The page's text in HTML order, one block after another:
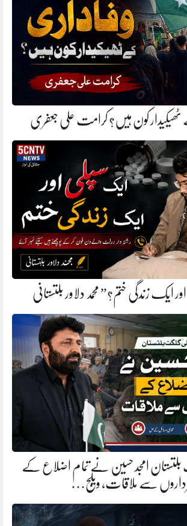
کون ہیں؟ کرامت علی جعفری
ایک زندگی ختم؟” محمد دلاور بلتستانی
بلتستان امجد حسین نے تمام اضلاع کے
سے ملاقات، ویلج…